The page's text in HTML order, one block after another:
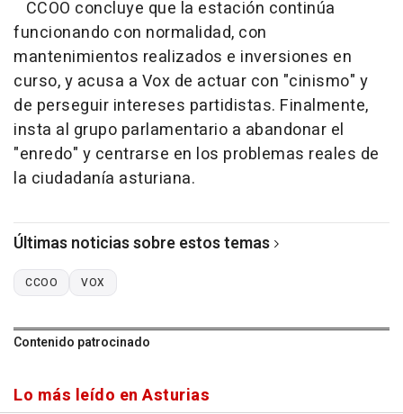
CCOO concluye que la estación continúa
funcionando con normalidad, con
mantenimientos realizados e inversiones en
curso, y acusa a Vox de actuar con "cinismo" y
de perseguir intereses partidistas. Finalmente,
insta al grupo parlamentario a abandonar el
"enredo" y centrarse en los problemas reales de
la ciudadanía asturiana.
Últimas noticias sobre estos temas
CCOO VOX
Contenido patrocinado
Lo más leído en Asturias